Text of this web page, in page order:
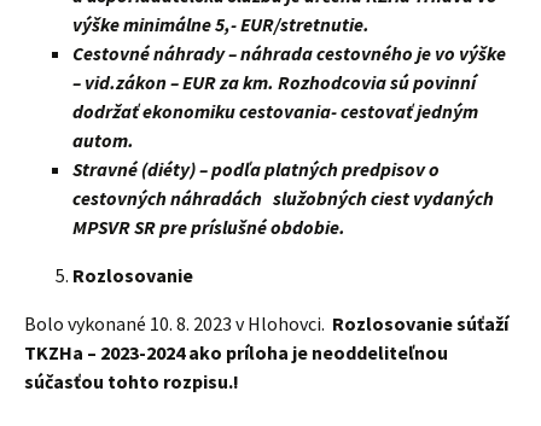
výške minimálne 5,- EUR/stretnutie.
Cestovné náhrady – náhrada cestovného je vo výške
– vid.zákon – EUR za km. Rozhodcovia sú povinní
dodržať ekonomiku cestovania- cestovať jedným
autom.
Stravné (diéty) – podľa platných predpisov o
cestovných náhradách služobných ciest vydaných
MPSVR SR pre príslušné obdobie.
Rozlosovanie
Bolo vykonané 10. 8. 2023 v Hlohovci. Rozlosovanie súťaží
TKZHa – 2023-2024 ako príloha je neoddeliteľnou
súčasťou tohto rozpisu.!